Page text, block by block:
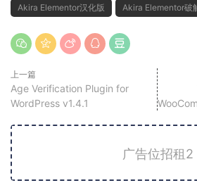
Akira Elementor汉化版
Akira Elementor破
上一篇
Age Verification Plugin for
WordPress v1.4.1
广告位招租2